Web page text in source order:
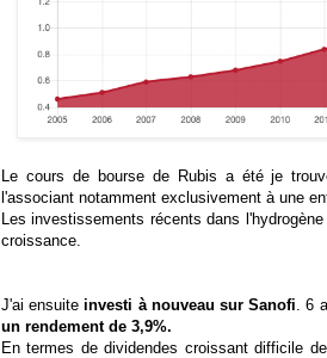
Le cours de bourse de Rubis a été je
l'associant notamment exclusivement à une
Les investissements récents dans
croissance.
J'ai ensuiteinvesti à nouveau sur Sanofi . 6
un rendement de 3,9%.
En termes de dividendes croissant difficile